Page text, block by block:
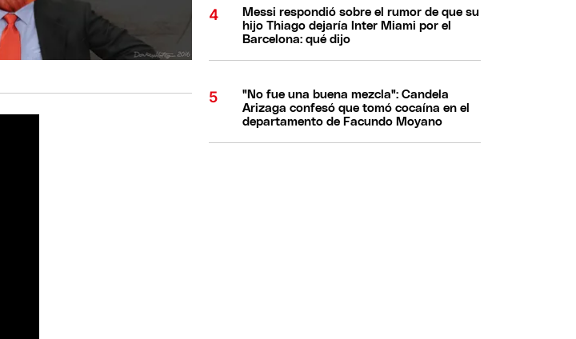
Messi respondió sobre el rumor de que su
hijo Thiago dejaría Inter Miami por el
Barcelona: qué dijo
"No fue una buena mezcla": Candela
Arizaga confesó que tomó cocaína en el
departamento de Facundo Moyano